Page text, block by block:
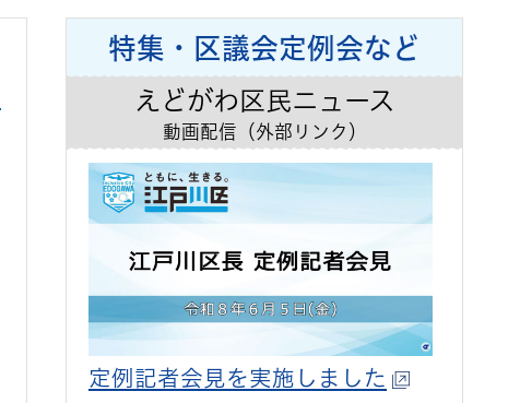
特集・区議会定例会など
えどがわ区民ニュース
動画配信（外部リンク）
定例記者会見を実施しました